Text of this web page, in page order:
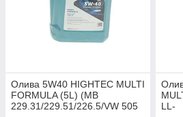
Олива 5W40 HIGHTEC MULTI
FORMULA (5L) (MB
229.31/229.51/226.5/VW 505
LL-